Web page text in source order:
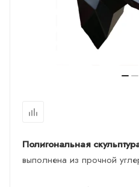
Полигональная
выполнена из прочной